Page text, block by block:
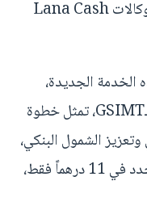
تطبيق WEPAY أو من خلال شبكة وكالات Lana Cash
الجديدة،
التي تأتي بتنسيق مع بنك المغرب والـGSIMT، تمثل خطوة
الشمول البنكي،
مشيرة إلى أن سعر التحويل الفوري حُدد في 11 درهماً فقط،